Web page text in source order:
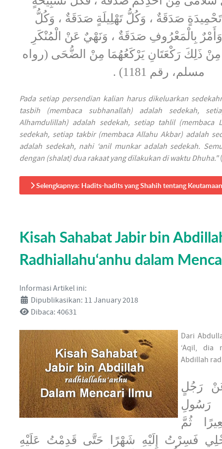
صَدَقَةٌ ، وَكُلُّ تَهْلِيلَةٍ صَدَقَةٌ ، وَكُلُّ
بِالْمَعْرُوفِ صَدَقَةٌ ، وَنَهْيٌ عَنْ الْمُنْكَرِ
ذَلِكَ رَكْعَتَانِ يَرْكَعُهُمَا مِنْ الضُّحَى (رواه
مسلم، رقم 1181) .
Pada setiap persendian kalian harus dikeluarkan
tasbih (membaca subhanallah) adalah sedekah,
Alhamdulillah) adalah sedekah, setiap tahlil (membaca
sedekah, setiap takbir (membaca Allahu Akbar) adalah
adalah sedekah, nahi ‘anil munkar adalah sedekah.
dengan (shalat) dua rakaat yang dilakukan di waktu Dhuha."
Selengkapnya: Hadits-hadits yang Shahih tentang
Kisah Sahabat Jabir bin
Radhiallahu‘anhu dalam
Informasi Artikel ini:
Dipublikasikan: 11 January 2018
Dibaca: 40631
Dari
‘Aqil, dia
Abdillah
رَجُلٍ
ثُمَّ
فَسِرْتُ إِلَيْهِ شَهْرًا حَتَّى قَدِمْتُ عَلَيْهِ